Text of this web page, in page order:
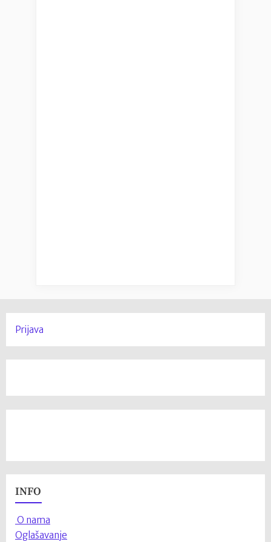
Prijava
INFO
O nama
Oglašavanje